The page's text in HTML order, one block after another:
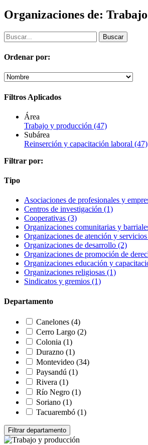
Organizaciones de:
Ordenar por:
Filtros Aplicados
Área
Trabajo y producción (47)
Subárea
Reinserción y capacitación laboral (47)
Filtrar por:
Tipo
Asociaciones de profesionales y
Centros de investigación (1)
Cooperativas (3)
Organizaciones comunitarias y
Organizaciones de atención y servicios
Organizaciones de desarrollo (2)
Organizaciones de promoción de
Organizaciones educación y
Organizaciones religiosas (1)
Sindicatos y gremios (1)
Departamento
Canelones (4)
Cerro Largo (2)
Colonia (1)
Durazno (1)
Montevideo (34)
Paysandú (1)
Rivera (1)
Río Negro (1)
Soriano (1)
Tacuarembó (1)